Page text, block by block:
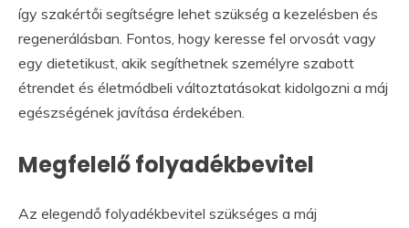
így szakértői segítségre lehet szükség a kezelésben és
regenerálásban. Fontos, hogy keresse fel orvosát vagy
egy dietetikust, akik segíthetnek személyre szabott
étrendet és életmódbeli változtatásokat kidolgozni a máj
egészségének javítása érdekében.
Megfelelő folyadékbevitel
Az elegendő folyadékbevitel szükséges a máj